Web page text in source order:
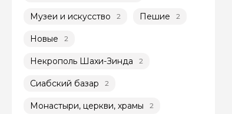
Музеи и искусство 2 Пешие 2
Новые 2
Некрополь Шахи-Зинда 2
Сиабский базар 2
Монастыри, церкви, храмы 2